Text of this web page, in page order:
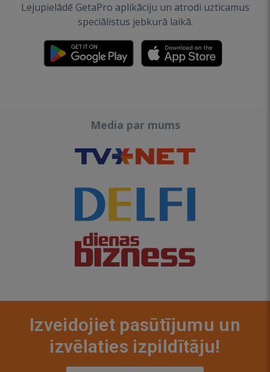
Lejupielādē GetaPro aplikāciju un atrodi uzticamus
speciālistus jebkurā laikā.
Media par mums
Izveidojiet pasūtījumu un
izvēlaties izpildītāju!